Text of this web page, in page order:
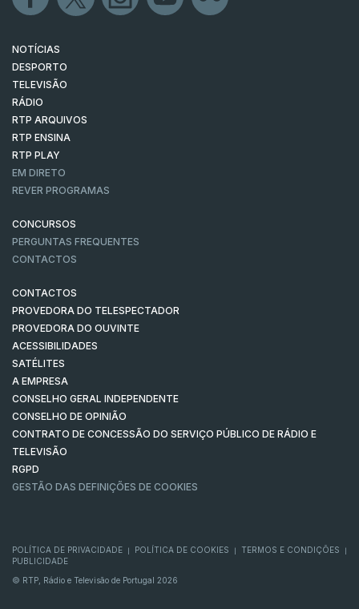
NOTÍCIAS
DESPORTO
TELEVISÃO
RÁDIO
RTP ARQUIVOS
RTP ENSINA
RTP PLAY
EM DIRETO
REVER PROGRAMAS
CONCURSOS
PERGUNTAS FREQUENTES
CONTACTOS
CONTACTOS
PROVEDORA DO TELESPECTADOR
PROVEDORA DO OUVINTE
ACESSIBILIDADES
SATÉLITES
A EMPRESA
CONSELHO GERAL INDEPENDENTE
CONSELHO DE OPINIÃO
CONTRATO DE CONCESSÃO DO SERVIÇO PÚBLICO DE RÁDIO E
TELEVISÃO
RGPD
GESTÃO DAS DEFINIÇÕES DE COOKIES
POLÍTICA DE PRIVACIDADE POLÍTICA DE COOKIES TERMOS E CONDIÇÕES
PUBLICIDADE
© RTP, Rádio e Televisão de Portugal 2026